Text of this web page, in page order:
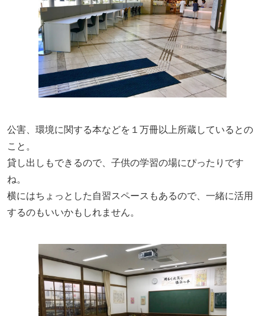
公害、環境に関する本などを１万冊以上所蔵しているとの
こと。
貸し出しもできるので、子供の学習の場にぴったりです
ね。
横にはちょっとした自習スペースもあるので、一緒に活用
するのもいいかもしれません。